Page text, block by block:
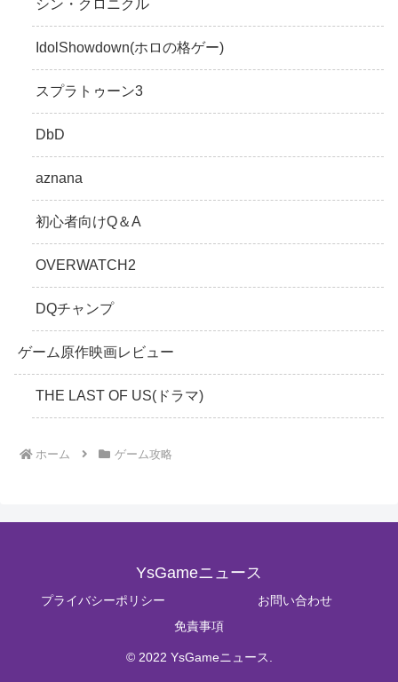
シン・クロニクル
IdolShowdown(ホロの格ゲー)
スプラトゥーン3
DbD
aznana
初心者向けQ＆A
OVERWATCH2
DQチャンプ
ゲーム原作映画レビュー
THE LAST OF US(ドラマ)
ホーム ゲーム攻略
YsGameニュース
プライバシーポリシー
お問い合わせ
免責事項
© 2022 YsGameニュース.